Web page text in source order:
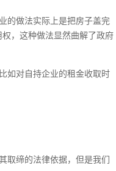
的做法实际上是把房子盖完
权，这种做法显然曲解了政府
如对自持企业的租金收取时
取缔的法律依据，但是我们